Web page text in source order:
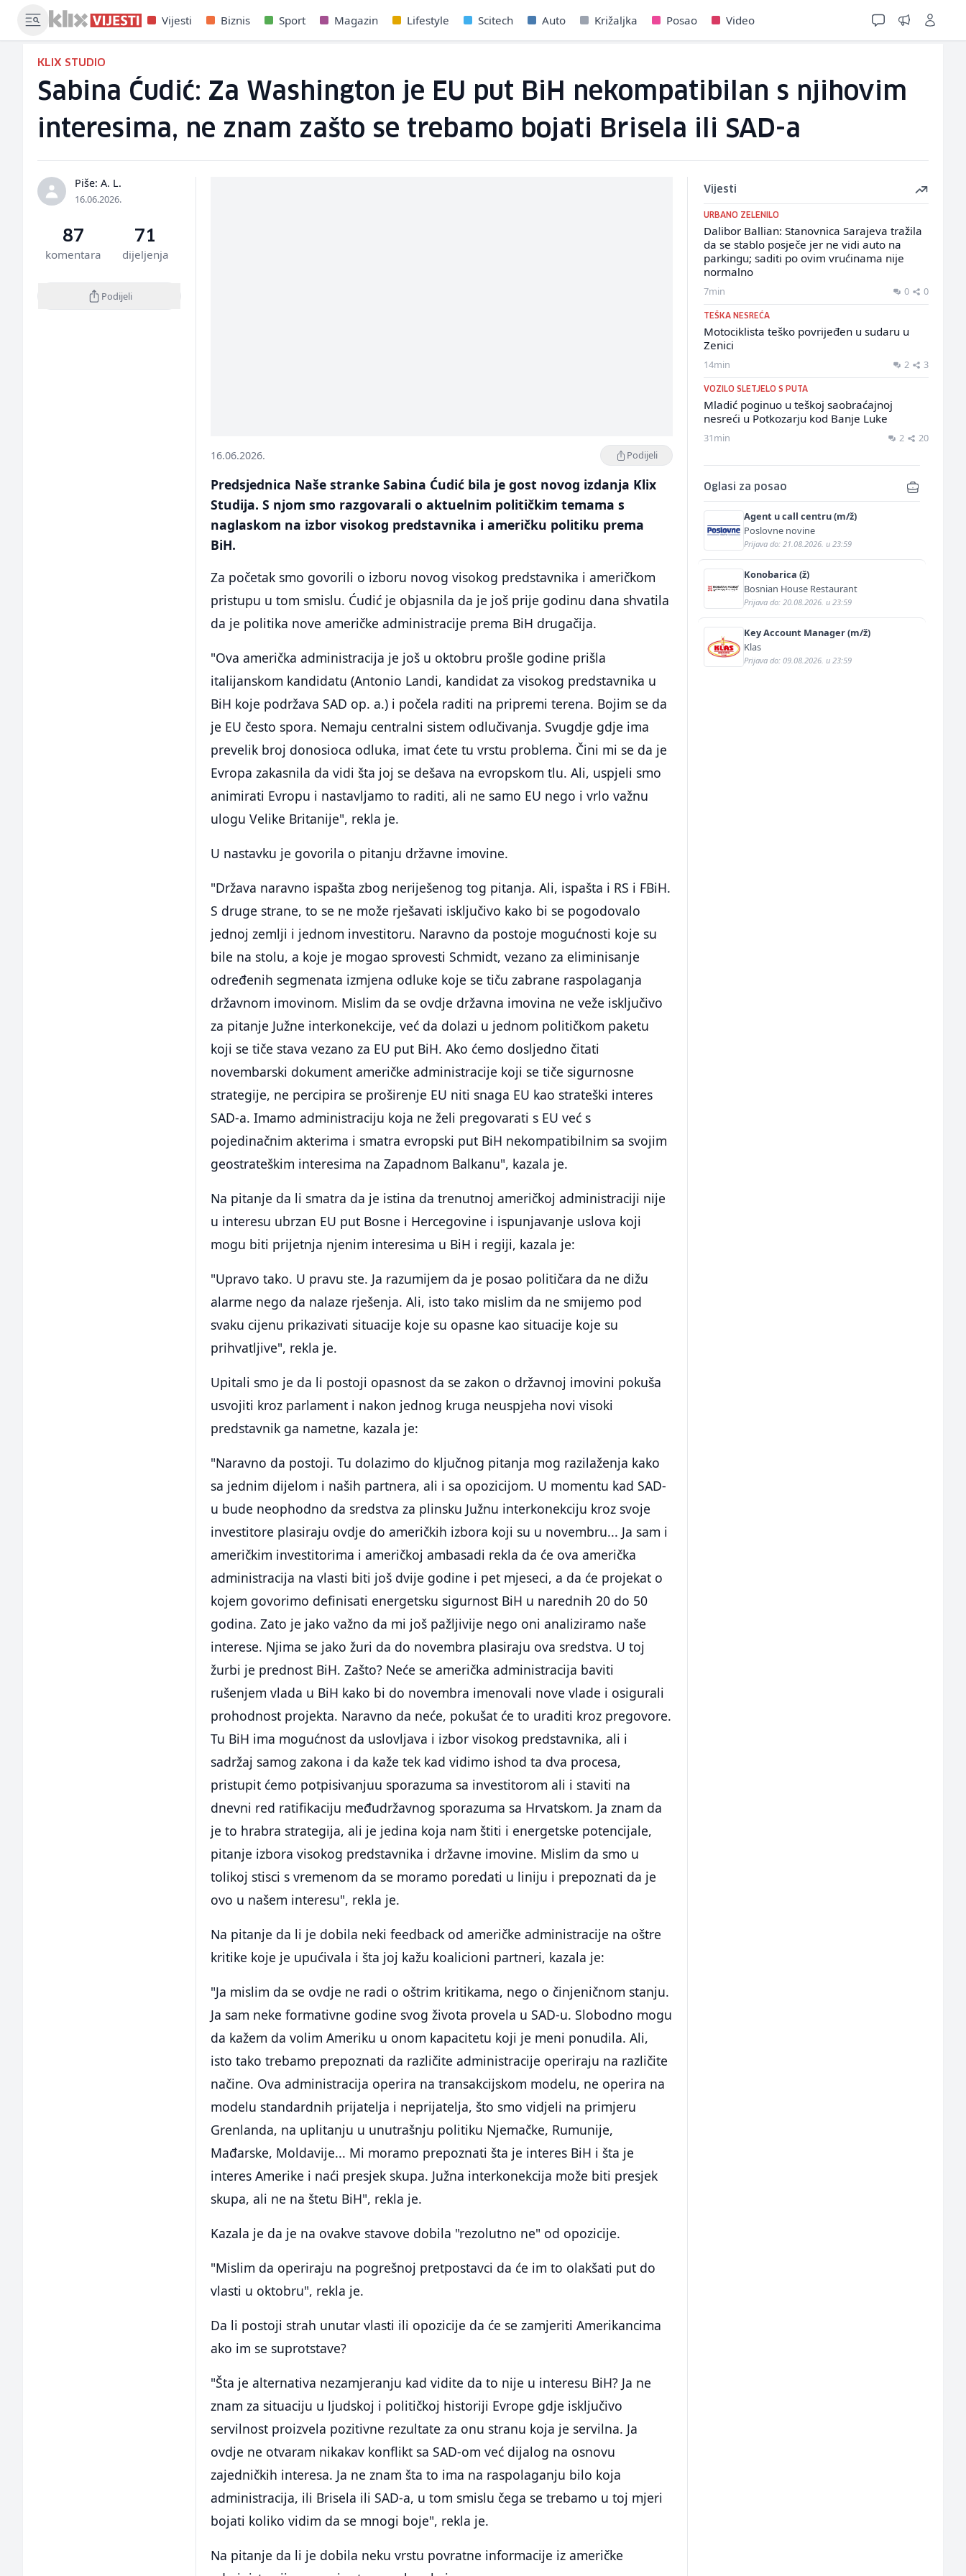
Vijesti Biznis Sport Magazin Lifestyle Scitech Auto Križaljka Posao Video
KLIX STUDIO
Sabina Ćudić: Za Washington je EU put BiH nekompatibilan s njihovim
interesima, ne znam zašto se trebamo bojati Brisela ili SAD-a
Piše: A. L.
16.06.2026.
87
komentara
71
dijeljenja
Podijeli
16.06.2026. Podijeli
Predsjednica Naše stranke Sabina Ćudić bila je gost novog izdanja Klix
Studija. S njom smo razgovarali o aktuelnim političkim temama s
naglaskom na izbor visokog predstavnika i američku politiku prema
BiH.
Za početak smo govorili o izboru novog visokog predstavnika i američkom
pristupu u tom smislu. Ćudić je objasnila da je još prije godinu dana shvatila
da je politika nove američke administracije prema BiH drugačija.
"Ova američka administracija je još u oktobru prošle godine prišla
italijanskom kandidatu (Antonio Landi, kandidat za visokog predstavnika u
BiH koje podržava SAD op. a.) i počela raditi na pripremi terena. Bojim se da
je EU često spora. Nemaju centralni sistem odlučivanja. Svugdje gdje ima
prevelik broj donosioca odluka, imat ćete tu vrstu problema. Čini mi se da je
Evropa zakasnila da vidi šta joj se dešava na evropskom tlu. Ali, uspjeli smo
animirati Evropu i nastavljamo to raditi, ali ne samo EU nego i vrlo važnu
ulogu Velike Britanije", rekla je.
U nastavku je govorila o pitanju državne imovine.
"Država naravno ispašta zbog neriješenog tog pitanja. Ali, ispašta i RS i FBiH.
S druge strane, to se ne može rješavati isključivo kako bi se pogodovalo
jednoj zemlji i jednom investitoru. Naravno da postoje mogućnosti koje su
bile na stolu, a koje je mogao sprovesti Schmidt, vezano za eliminisanje
određenih segmenata izmjena odluke koje se tiču zabrane raspolaganja
državnom imovinom. Mislim da se ovdje državna imovina ne veže isključivo
za pitanje Južne interkonekcije, već da dolazi u jednom političkom paketu
koji se tiče stava vezano za EU put BiH. Ako ćemo dosljedno čitati
novembarski dokument američke administracije koji se tiče sigurnosne
strategije, ne percipira se proširenje EU niti snaga EU kao strateški interes
SAD-a. Imamo administraciju koja ne želi pregovarati s EU već s
pojedinačnim akterima i smatra evropski put BiH nekompatibilnim sa svojim
geostrateškim interesima na Zapadnom Balkanu", kazala je.
Na pitanje da li smatra da je istina da trenutnoj američkoj administraciji nije
u interesu ubrzan EU put Bosne i Hercegovine i ispunjavanje uslova koji
mogu biti prijetnja njenim interesima u BiH i regiji, kazala je:
"Upravo tako. U pravu ste. Ja razumijem da je posao političara da ne dižu
alarme nego da nalaze rješenja. Ali, isto tako mislim da ne smijemo pod
svaku cijenu prikazivati situacije koje su opasne kao situacije koje su
prihvatljive", rekla je.
Upitali smo je da li postoji opasnost da se zakon o državnoj imovini pokuša
usvojiti kroz parlament i nakon jednog kruga neuspjeha novi visoki
predstavnik ga nametne, kazala je:
"Naravno da postoji. Tu dolazimo do ključnog pitanja mog razilaženja kako
sa jednim dijelom i naših partnera, ali i sa opozicijom. U momentu kad SAD-
u bude neophodno da sredstva za plinsku Južnu interkonekciju kroz svoje
investitore plasiraju ovdje do američkih izbora koji su u novembru... Ja sam i
američkim investitorima i američkoj ambasadi rekla da će ova američka
administracija na vlasti biti još dvije godine i pet mjeseci, a da će projekat o
kojem govorimo definisati energetsku sigurnost BiH u narednih 20 do 50
godina. Zato je jako važno da mi još pažljivije nego oni analiziramo naše
interese. Njima se jako žuri da do novembra plasiraju ova sredstva. U toj
žurbi je prednost BiH. Zašto? Neće se američka administracija baviti
rušenjem vlada u BiH kako bi do novembra imenovali nove vlade i osigurali
prohodnost projekta. Naravno da neće, pokušat će to uraditi kroz pregovore.
Tu BiH ima mogućnost da uslovljava i izbor visokog predstavnika, ali i
sadržaj samog zakona i da kaže tek kad vidimo ishod ta dva procesa,
pristupit ćemo potpisivanjuu sporazuma sa investitorom ali i staviti na
dnevni red ratifikaciju međudržavnog sporazuma sa Hrvatskom. Ja znam da
je to hrabra strategija, ali je jedina koja nam štiti i energetske potencijale,
pitanje izbora visokog predstavnika i državne imovine. Mislim da smo u
tolikoj stisci s vremenom da se moramo poredati u liniju i prepoznati da je
ovo u našem interesu", rekla je.
Na pitanje da li je dobila neki feedback od američke administracije na oštre
kritike koje je upućivala i šta joj kažu koalicioni partneri, kazala je:
"Ja mislim da se ovdje ne radi o oštrim kritikama, nego o činjeničnom stanju.
Ja sam neke formativne godine svog života provela u SAD-u. Slobodno mogu
da kažem da volim Ameriku u onom kapacitetu koji je meni ponudila. Ali,
isto tako trebamo prepoznati da različite administracije operiraju na različite
načine. Ova administracija operira na transakcijskom modelu, ne operira na
modelu standardnih prijatelja i neprijatelja, što smo vidjeli na primjeru
Grenlanda, na uplitanju u unutrašnju politiku Njemačke, Rumunije,
Mađarske, Moldavije... Mi moramo prepoznati šta je interes BiH i šta je
interes Amerike i naći presjek skupa. Južna interkonekcija može biti presjek
skupa, ali ne na štetu BiH", rekla je.
Kazala je da je na ovakve stavove dobila "rezolutno ne" od opozicije.
"Mislim da operiraju na pogrešnoj pretpostavci da će im to olakšati put do
vlasti u oktobru", rekla je.
Da li postoji strah unutar vlasti ili opozicije da će se zamjeriti Amerikancima
ako im se suprotstave?
"Šta je alternativa nezamjeranju kad vidite da to nije u interesu BiH? Ja ne
znam za situaciju u ljudskoj i političkoj historiji Evrope gdje isključivo
servilnost proizvela pozitivne rezultate za onu stranu koja je servilna. Ja
ovdje ne otvaram nikakav konflikt sa SAD-om već dijalog na osnovu
zajedničkih interesa. Ja ne znam šta to ima na raspolaganju bilo koja
administracija, ili Brisela ili SAD-a, u tom smislu čega se trebamo u toj mjeri
bojati koliko vidim da se mnogi boje", rekla je.
Na pitanje da li je dobila neku vrstu povratne informacije iz američke
Vijesti
URBANO ZELENILO
Dalibor Ballian: Stanovnica Sarajeva tražila
da se stablo posječe jer ne vidi auto na
parkingu; saditi po ovim vrućinama nije
normalno
7min 0 0
TEŠKA NESREĆA
Motociklista teško povrijeđen u sudaru u
Zenici
14min 2 3
VOZILO SLETJELO S PUTA
Mladić poginuo u teškoj saobraćajnoj
nesreći u Potkozarju kod Banje Luke
31min 2 20
Oglasi za posao
Agent u call centru (m/ž)
Poslovne novine
Prijava do: 21.08.2026. u 23:59
Konobarica (ž)
Bosnian House Restaurant
Prijava do: 20.08.2026. u 23:59
Key Account Manager (m/ž)
Klas
Prijava do: 09.08.2026. u 23:59